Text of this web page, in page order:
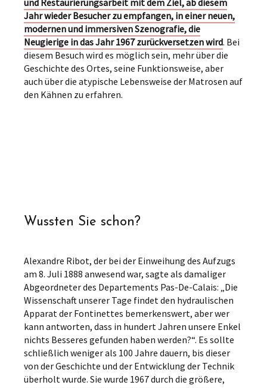
Jahr wieder Besucher zu empfangen, in einer neuen,
modernen und immersiven Szenografie, die
Neugierige in das Jahr 1967 zurückversetzen wird. Bei
diesem Besuch wird es möglich sein, mehr über die
Geschichte des Ortes, seine Funktionsweise, aber
auch über die atypische Lebensweise der Matrosen auf
den Kähnen zu erfahren.
Wussten Sie schon?
Alexandre Ribot, der bei der Einweihung des Aufzugs
am 8. Juli 1888 anwesend war, sagte als damaliger
Abgeordneter des Departements Pas-De-Calais: „Die
Wissenschaft unserer Tage findet den hydraulischen
Apparat der Fontinettes bemerkenswert, aber wer
kann antworten, dass in hundert Jahren unsere Enkel
nichts Besseres gefunden haben werden?“. Es sollte
schließlich weniger als 100 Jahre dauern, bis dieser
von der Geschichte und der Entwicklung der Technik
überholt wurde. Sie wurde 1967 durch die größere,